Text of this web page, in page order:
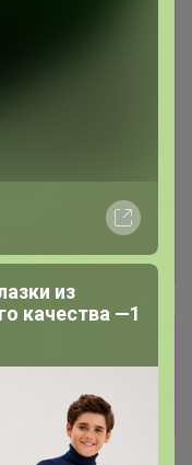
из
качества —1